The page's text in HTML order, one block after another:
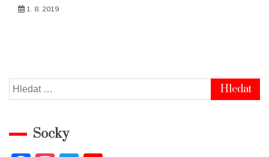
1. 8. 2019
Vyhledávání
Socky